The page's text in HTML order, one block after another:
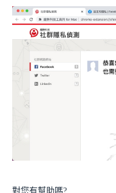
對您有幫助嗎?